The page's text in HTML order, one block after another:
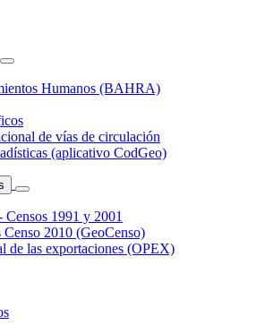
Humanos (BAHRA)
de vías de circulación
(aplicativo CodGeo)
1991 y 2001
Censo 2010 (GeoCenso)
de las exportaciones (OPEX)